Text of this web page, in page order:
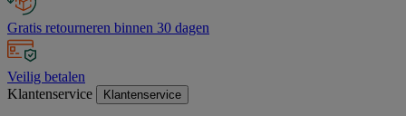
Gratis retourneren binnen 30 dagen
Veilig betalen
Klantenservice
Klantenservice